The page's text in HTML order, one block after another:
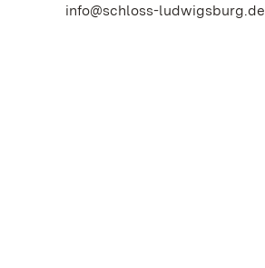
info@schloss-ludwigsburg.de